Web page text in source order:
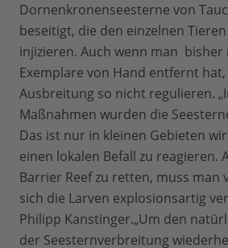
Dornenkronenseesterne von
beseitigt, die den einzelnen
injizieren. Auch wenn man bisher
Exemplare von Hand entfernt
Ausbreitung so nicht regulieren.
Maßnahmen wurden die
Das ist nur in kleinen Gebieten
einen lokalen Befall zu reagieren.
Barrier Reef zu retten, muss man
sich die Larven explosionsartig
Philipp Kanstinger.„Um den
der Seesternverbreitung